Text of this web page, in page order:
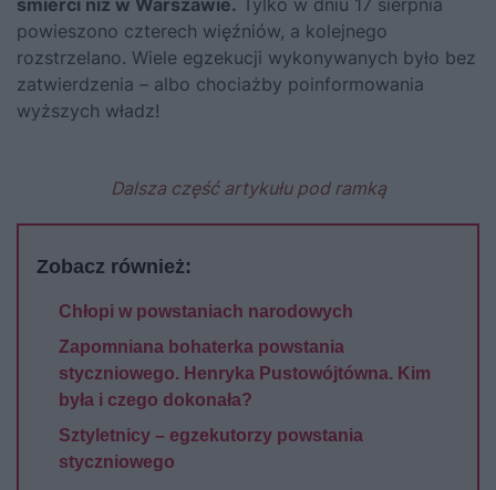
śmierci niż w Warszawie. Tylko w dniu 17 sierpnia
powieszono czterech więźniów, a kolejnego
rozstrzelano. Wiele egzekucji wykonywanych było bez
zatwierdzenia – albo chociażby poinformowania
wyższych władz!
Dalsza część artykułu pod ramką
Zobacz również:
Chłopi w powstaniach narodowych
Zapomniana bohaterka powstania
styczniowego. Henryka Pustowójtówna. Kim
była i czego dokonała?
Sztyletnicy – egzekutorzy powstania
styczniowego